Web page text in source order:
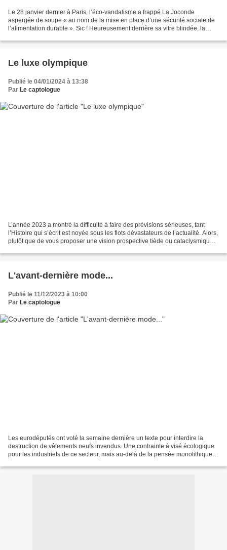
Le 28 janvier dernier à Paris, l’éco-vandalisme a frappé La Joconde
aspergée de soupe « au nom de la mise en place d’une sécurité sociale de
l’alimentation durable ». Sic ! Heureusement derrière sa vitre blindée, la
Le luxe olympique
Publié le 04/01/2024 à 13:38
Par Le captologue
L’année 2023 a montré la difficulté à faire des prévisions sérieuses, tant
l’Histoire qui s’écrit est noyée sous les flots dévastateurs de l’actualité. Alors,
plutôt que de vous proposer une vision prospective tiède ou cataclysmique
L'avant-dernière mode...
Publié le 11/12/2023 à 10:00
Par Le captologue
Les eurodéputés ont voté la semaine dernière un texte pour interdire la
destruction de vêtements neufs invendus. Une contrainte à visé écologique
pour les industriels de ce secteur, mais au-delà de la pensée monolithique